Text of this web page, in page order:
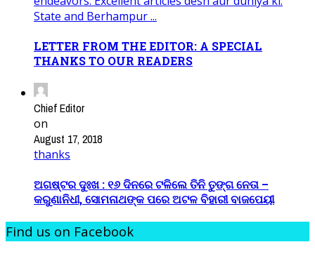
State and Berhampur ...
LETTER FROM THE EDITOR: A SPECIAL
THANKS TO OUR READERS
Chief Editor
on
August 17, 2018
thanks
ଅଗଷ୍ଟର ଦୁଃଖ : ୧୬ ଦିନରେ ଟଳିଲେ ତିନି ତୁଙ୍ଗ ନେତା –
କରୁଣାନିଧୀ, ସୋମନାଥଙ୍କ ପରେ ଅଟଳ ବିହାରୀ ବାଜପେୟୀ
Find us on Facebook